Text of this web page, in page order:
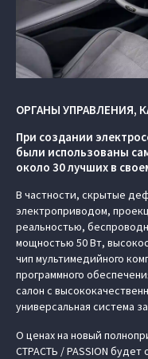
ОРГАНЫ УПРАВЛЕНИЯ,
При создании
были использованы
около 30 лучших в
В частности, скрытые
электроприводом,
реальностью,
мощностью 50 Вт,
чип мультимедийного
программного
салон с
универсальная система
О ценах на новый
СТРАСТЬ / PASSION